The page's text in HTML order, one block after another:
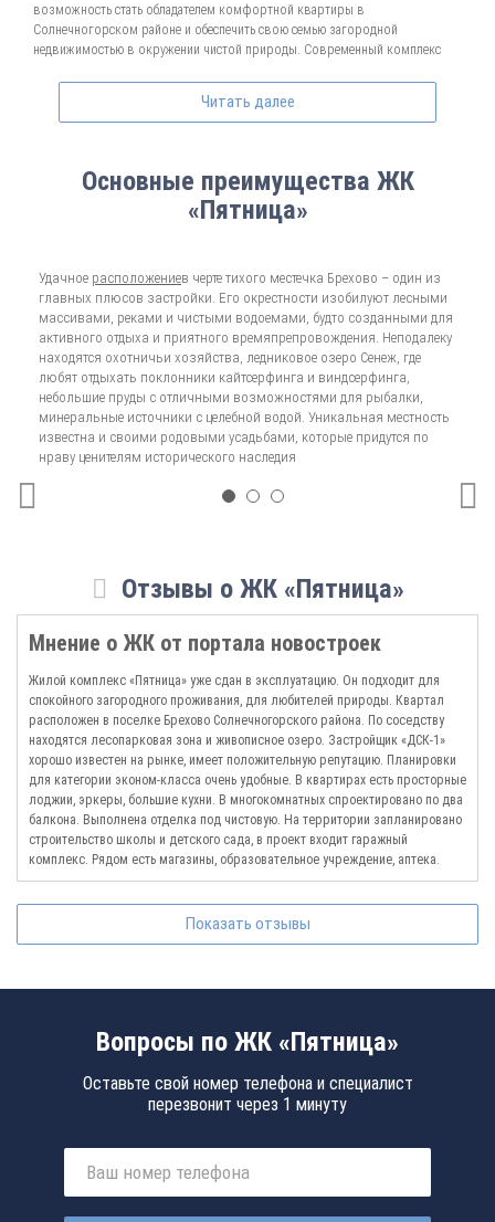
возможность стать обладателем комфортной квартиры в
Солнечногорском районе и обеспечить свою семью загородной
недвижимостью в окружении чистой природы. Современный комплекс
концептов, удобного местоположения и продуманных планировок.
Брехово, на расстоянии 12 км от столичного района Митино и 5 км от
города Зеленоград. Свое название новый квартал получил благодаря
Пятницкому шоссе, открывающему жильцам легкий доступ к МКАД и
территория с паркингом, спортивными и детскими площадками – те
важные преимущества, которые делают комплексную застройку
оптимальным вариантом при решении квартирного вопроса.
Проектом предусмотрено возведение 15 панельных домов в 17 этажей,
где к продаже предлагаются 1- и 2-комнатные квартиры с эркерами,
просторными кухнями, совмещенными или раздельными санузлами.
Первая очередь строительства завершилась в 2011 году, старт второго
этапа был дан год спустя и подошел к своему окончанию в апреле 2015
года. По состоянию на 2016 год в зданиях идет заселение, однако,
приобрести жилье в одном из четырех корпусов, построенных на основе
проектной серии П44К.
поселиться в экологически чистом микрорайоне, к вашим услугам
официальный сайт ЖК, где можно ознакомиться с разрешением,
проектными декларациями и условиями оплаты.
Читать далее
Основные преимущества ЖК
«Пятница»
Удачное расположениев черте тихого местечка Брехово – один из
главных плюсов застройки. Его окрестности изобилуют лесными
массивами, реками и чистыми водоемами, будто созданными для
активного отдыха и приятного времяпрепровождения. Неподалеку
находятся охотничьи хозяйства, ледниковое озеро Сенеж, где
любят отдыхать поклонники кайтсерфинга и виндсерфинга,
небольшие пруды с отличными возможностями для рыбалки,
минеральные источники с целебной водой. Уникальная местность
известна и своими родовыми усадьбами, которые придутся по
нраву ценителям исторического наследия
Отзывы о ЖК «Пятница»
Мнение о ЖК от портала новостроек
Жилой комплекс «Пятница» уже сдан в эксплуатацию. Он подходит для
спокойного загородного проживания, для любителей природы. Квартал
расположен в поселке Брехово Солнечногорского района. По соседству
находятся лесопарковая зона и живописное озеро. Застройщик «ДСК-1»
хорошо известен на рынке, имеет положительную репутацию. Планировки
для категории эконом-класса очень удобные. В квартирах есть просторные
лоджии, эркеры, большие кухни. В многокомнатных спроектировано по два
балкона. Выполнена отделка под чистовую. На территории запланировано
строительство школы и детского сада, в проект входит гаражный
комплекс. Рядом есть магазины, образовательное учреждение, аптека.
Показать отзывы
Вопросы по ЖК «Пятница»
Оставьте свой номер телефона и специалист
перезвонит через 1 минуту